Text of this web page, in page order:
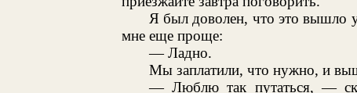
Я был доволен, что это вышло
мне еще проще:
— Ладно.
Мы заплатили, что нужно, и
— Люблю так путаться, —